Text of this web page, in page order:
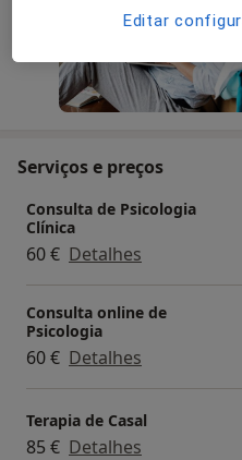
Serviços e preços
Consulta de Psicologia
Clínica
60 € Detalhes
Consulta online de
Psicologia
60 € Detalhes
Terapia de Casal
85 € Detalhes
Editar